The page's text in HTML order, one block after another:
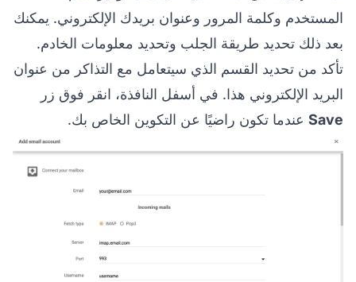
المستخدم وكلمة المرور وعنوان بريدك الإلكتروني. يمكنك
بعد ذلك تحديد طريقة الجلب وتحديد معلومات الخادم.
تأكد من تحديد القسم الذي سيتعامل مع التذاكر من عنوان
البريد الإلكتروني هذا. في أسفل النافذة، انقر فوق زر
Save عندما تكون راضيًا عن التكوين الخاص بك.